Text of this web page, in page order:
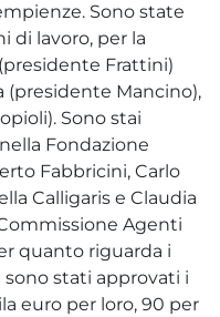
Sono state
di lavoro, per la
Frattini)
(presidente Mancino),
Sono stai
Fondazione
Fabbricini, Carlo
Calligaris e Claudia
Agenti
quanto riguarda i
sono stati approvati i
euro per loro, 90 per